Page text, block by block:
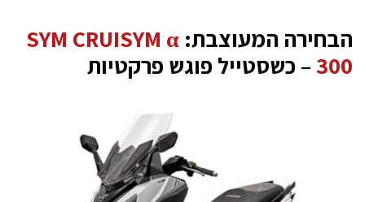
הבחירה המעוצבת: SYM CRUISYM α
300– כשסטייל פוגש פרקטיות